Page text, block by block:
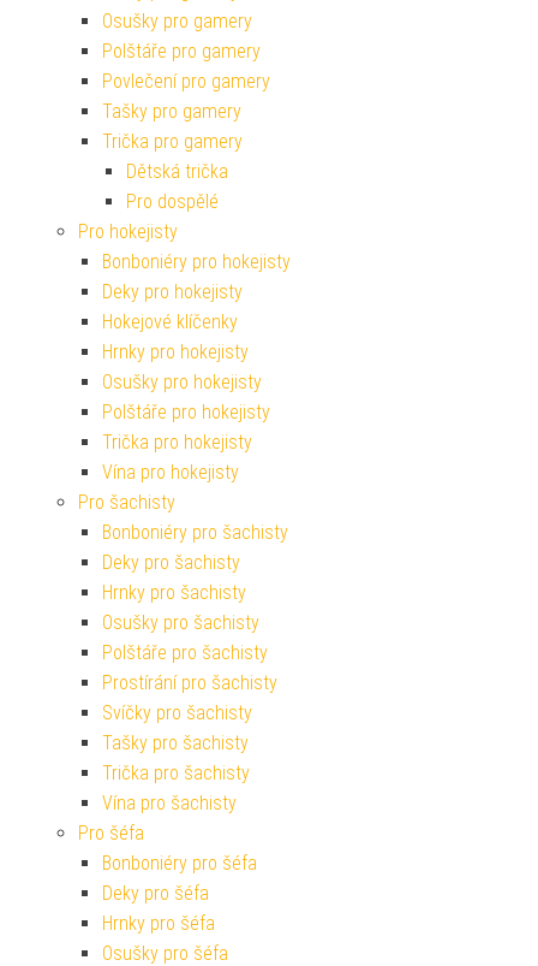
Osušky pro gamery
Polštáře pro gamery
Povlečení pro gamery
Tašky pro gamery
Trička pro gamery
Dětská trička
Pro dospělé
Pro hokejisty
Bonboniéry pro hokejisty
Deky pro hokejisty
Hokejové klíčenky
Hrnky pro hokejisty
Osušky pro hokejisty
Polštáře pro hokejisty
Trička pro hokejisty
Vína pro hokejisty
Pro šachisty
Bonboniéry pro šachisty
Deky pro šachisty
Hrnky pro šachisty
Osušky pro šachisty
Polštáře pro šachisty
Prostírání pro šachisty
Svíčky pro šachisty
Tašky pro šachisty
Trička pro šachisty
Vína pro šachisty
Pro šéfa
Bonboniéry pro šéfa
Deky pro šéfa
Hrnky pro šéfa
Osušky pro šéfa